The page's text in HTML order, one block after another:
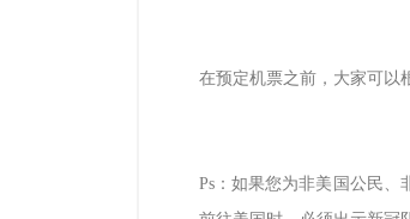
在预定机票之前，大家可以
Ps ：如果您为非美国公民